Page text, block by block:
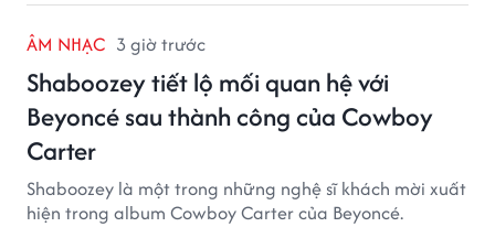
ÂM NHẠC 3 giờ trước
Shaboozey tiết lộ mối quan hệ với
Beyoncé sau thành công của Cowboy
Carter
Shaboozey là một trong những nghệ sĩ khách mời xuất
hiện trong album Cowboy Carter của Beyoncé.